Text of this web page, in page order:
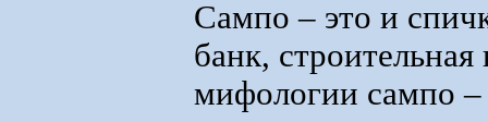
Сампо – это и
банк,
мифологии сампо –